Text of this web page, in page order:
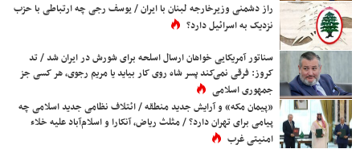
راز دشمنی وزیرخارجه لبنان با ایران / یوسف رجی چه ارتباطی با حزب
نزدیک به اسرائیل دارد؟
سناتور آمریکایی خواهان ارسال اسلحه برای شورش در ایران شد / تد
کروز: فرقی نمی‌کند پسر شاه روی کار بیاید یا مریم رجوی، هر کسی جز
جمهوری اسلامی
«پیمان مکه» و آرایش جدید منطقه / ائتلاف نظامی جدید اسلامی چه
پیامی برای تهران دارد؟ / مثلث ریاض، آنکارا و اسلام‌آباد علیه خلاء
امنیتی غرب